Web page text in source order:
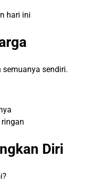
hari ini
sendiri.
Diri